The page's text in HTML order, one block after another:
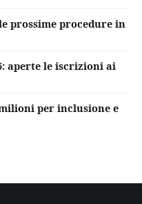
prossime procedure in
aperte le iscrizioni ai
per inclusione e